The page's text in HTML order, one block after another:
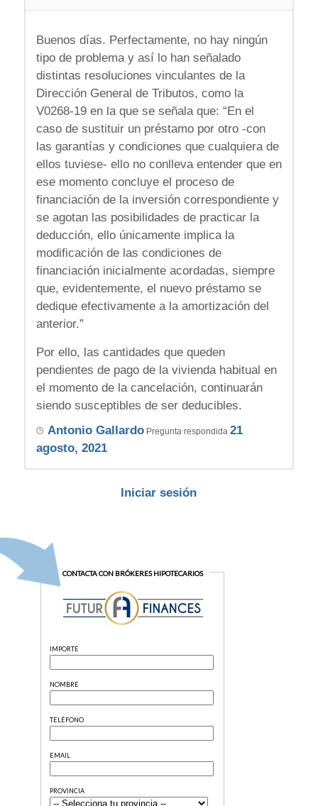
Buenos días. Perfectamente, no hay ningún
tipo de problema y así lo han señalado
distintas resoluciones vinculantes de la
Dirección General de Tributos, como la
V0268-19 en la que se señala que: “En el
caso de sustituir un préstamo por otro -con
las garantías y condiciones que cualquiera de
ellos tuviese- ello no conlleva entender que en
ese momento concluye el proceso de
financiación de la inversión correspondiente y
se agotan las posibilidades de practicar la
deducción, ello únicamente implica la
modificación de las condiciones de
financiación inicialmente acordadas, siempre
que, evidentemente, el nuevo préstamo se
dedique efectivamente a la amortización del
anterior.”
Por ello, las cantidades que queden
pendientes de pago de la vivienda habitual en
el momento de la cancelación, continuarán
siendo susceptibles de ser deducibles.
Antonio GallardoPregunta respondida 21
agosto, 2021
Iniciar sesión